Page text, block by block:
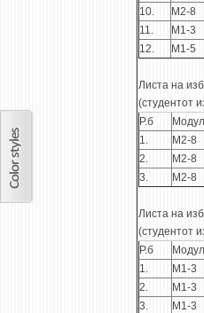
10.
М2-8
11.
М1-3
12.
М1-5
Листа на
(студентот
Р.б
Модул
1.
М2-8
2.
М2-8
3.
М2-8
Листа на
(студентот
Р.б
Модул
1.
М1-3
2.
М1-3
3.
М1-3